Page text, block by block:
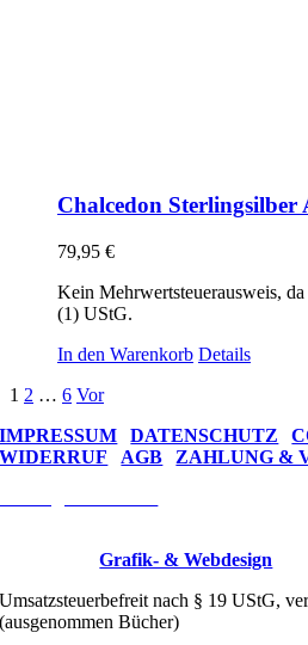
Chalcedon Sterlingsilber
79,95 €
Kein Mehrwertsteuerausweis,
(1) UStG.
In den Warenkorb Details
1 2 … 6 Vor
IMPRESSUM |DATENSCHUTZ |
WIDERRUF
AGB
ZAHLUNG &
Grafik- & Webdesign
Umsatzsteuerbefreit nach § 19 UStG,
(ausgenommen Bücher)